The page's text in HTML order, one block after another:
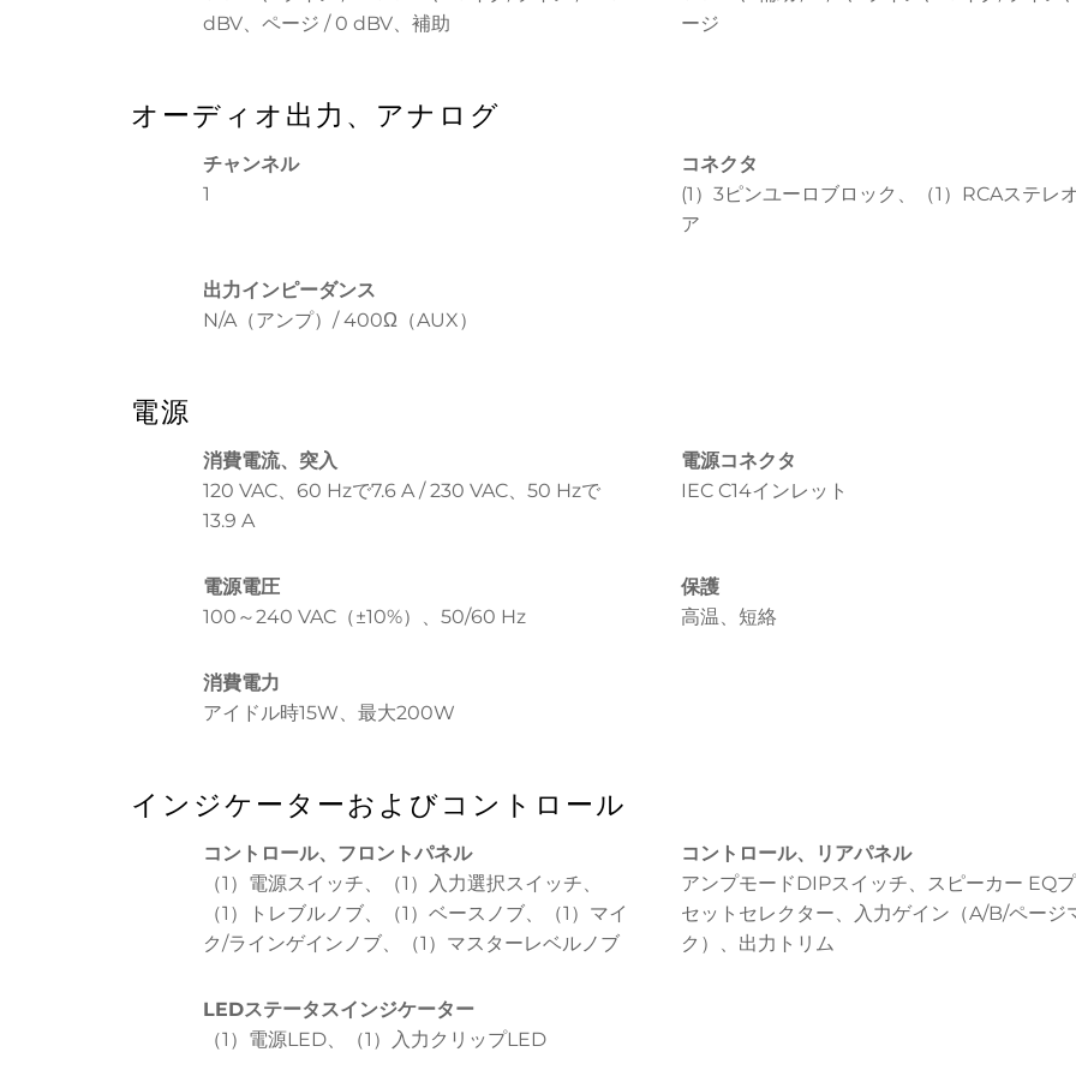
dBV、ページ / 0 dBV、補助
ージ
オーディオ出力、アナログ
チャンネル
1
コネクタ
(1）3ピンユーロブロック、（1）RCAステレ
ア
出力インピーダンス
N/A（アンプ）/ 400Ω（AUX）
電源
消費電流、突入
120 VAC、60 Hzで7.6 A / 230 VAC、50 Hzで
13.9 A
電源コネクタ
IEC C14インレット
電源電圧
100～240 VAC（±10%）、50/60 Hz
保護
高温、短絡
消費電力
アイドル時15W、最大200W
インジケーターおよびコントロール
コントロール、フロントパネル
（1）電源スイッチ、（1）入力選択スイッチ、
（1）トレブルノブ、（1）ベースノブ、（1）マイ
ク/ラインゲインノブ、（1）マスターレベルノブ
コントロール、リアパネル
アンプモードDIPスイッチ、スピーカー EQ
セットセレクター、入力ゲイン（A/B/ページ
ク）、出力トリム
LEDステータスインジケーター
（1）電源LED、（1）入力クリップLED